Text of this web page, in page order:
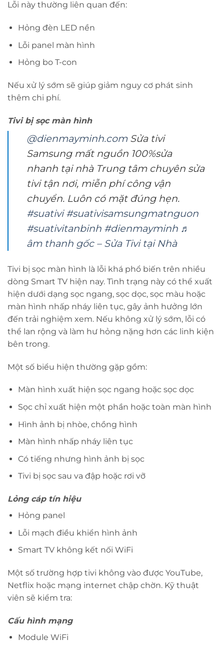
Lỗi này thường liên quan đến:
Hỏng đèn LED nền
Lỗi panel màn hình
Hỏng bo T-con
Nếu xử lý sớm sẽ giúp giảm nguy cơ phát sinh
thêm chi phí.
Tivi bị sọc màn hình
@dienmayminh.comSửa tivi
Samsung mất nguồn 100%sửa
nhanh tại nhà Trung tâm chuyên sửa
tivi tận nơi, miễn phí công vận
chuyển. Luôn có mặt đúng hẹn.
#suativi #suativisamsungmatnguon
#suativitanbinh #dienmayminh ♬
âm thanh gốc – Sửa Tivi tại Nhà
Tivi bị sọc màn hình là lỗi khá phổ biến trên nhiều
dòng Smart TV hiện nay. Tình trạng này có thể xuất
hiện dưới dạng sọc ngang, sọc dọc, sọc màu hoặc
màn hình nhấp nháy liên tục, gây ảnh hưởng lớn
đến trải nghiệm xem. Nếu không xử lý sớm, lỗi có
thể lan rộng và làm hư hỏng nặng hơn các linh kiện
bên trong.
Một số biểu hiện thường gặp gồm:
Màn hình xuất hiện sọc ngang hoặc sọc dọc
Sọc chỉ xuất hiện một phần hoặc toàn màn hình
Hình ảnh bị nhòe, chồng hình
Màn hình nhấp nháy liên tục
Có tiếng nhưng hình ảnh bị sọc
Tivi bị sọc sau va đập hoặc rơi vỡ
Lỏng cáp tín hiệu
Hỏng panel
Lỗi mạch điều khiển hình ảnh
Smart TV không kết nối WiFi
Một số trường hợp tivi không vào được YouTube,
Netflix hoặc mạng internet chập chờn. Kỹ thuật
viên sẽ kiểm tra:
Cấu hình mạng
Module WiFi